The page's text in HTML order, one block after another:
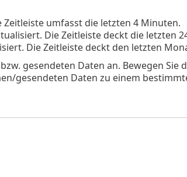
umfasst die letzten 4 Minuten.
Die Zeitleiste deckt die letzten
Die Zeitleiste deckt den letzten
gesendeten Daten an. Bewegen Sie
gesendeten Daten zu einem